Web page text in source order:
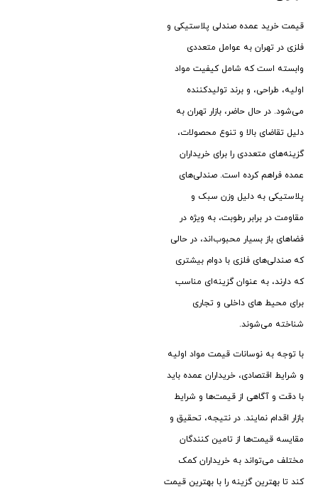
قیمت خرید عمده صندلی پلاستیکی و
فلزی در تهران به عوامل متعددی
وابسته است که شامل کیفیت مواد
اولیه، طراحی، و برند تولیدکننده
می‌شود. در حال حاضر، بازار تهران به
دلیل تقاضای بالا و تنوع محصولات،
گزینه‌های متعددی را برای خریداران
عمده فراهم کرده است. صندلی‌های
پلاستیکی به دلیل وزن سبک و
مقاومت در برابر رطوبت، به ویژه در
فضاهای باز بسیار محبوب‌اند، در حالی
که صندلی‌های فلزی با دوام بیشتری
که دارند، به عنوان گزینه‌ای مناسب
برای محیط ‌های داخلی و تجاری
شناخته می‌شوند.
با توجه به نوسانات قیمت مواد اولیه
و شرایط اقتصادی، خریداران عمده باید
با دقت و آگاهی از قیمت‌ها و شرایط
بازار اقدام نمایند. در نتیجه، تحقیق و
مقایسه قیمت‌ها از تامین ‌کنندگان
مختلف می‌تواند به خریداران کمک
کند تا بهترین گزینه را با بهترین قیمت